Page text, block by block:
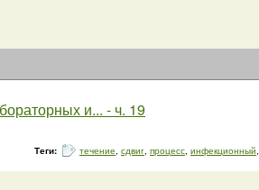
и... - ч. 19
Теги: течение, сдвиг, процесс, инфекционный,